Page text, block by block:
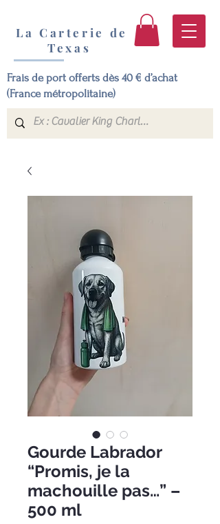
La Carterie de
Texas
Frais de port offerts dès 40 € d’achat
(France métropolitaine)
Gourde Labrador
“Promis, je la
machouille pas…” –
500 ml